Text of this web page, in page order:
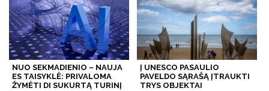
NUO SEKMADIENIO – NAUJA
ES TAISYKLĖ: PRIVALOMA
ŽYMĖTI DI SUKURTĄ TURINĮ
Į UNESCO PASAULIO
PAVELDO SĄRAŠĄ ĮTRAUKTI
TRYS OBJEKTAI